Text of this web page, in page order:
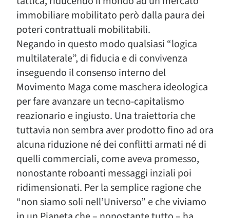
immobiliare mobilitato però dalla paura dei
poteri contrattuali mobilitabili.
Negando in questo modo qualsiasi “logica
multilaterale”, di fiducia e di convivenza
inseguendo il consenso interno del
Movimento Maga come maschera ideologica
per fare avanzare un tecno-capitalismo
reazionario e ingiusto. Una traiettoria che
tuttavia non sembra aver prodotto fino ad ora
alcuna riduzione né dei conflitti armati né di
quelli commerciali, come aveva promesso,
nonostante roboanti messaggi inziali poi
ridimensionati. Per la semplice ragione che
“non siamo soli nell’Universo” e che viviamo